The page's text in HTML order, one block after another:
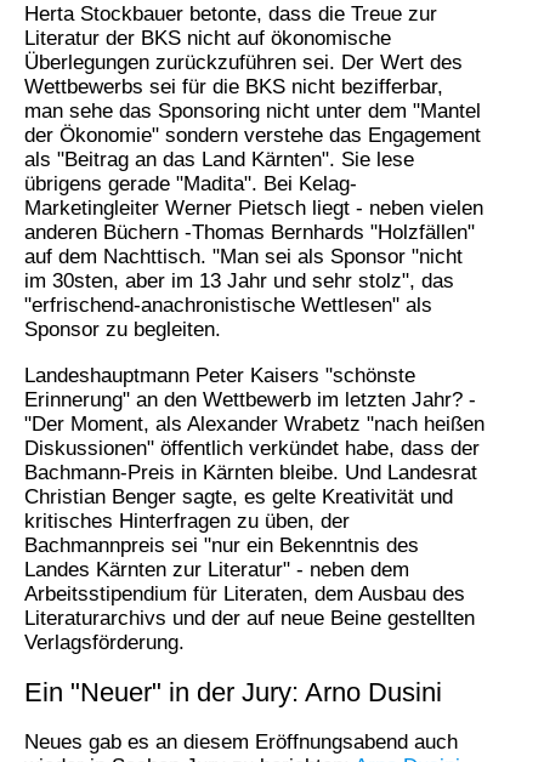
Herta Stockbauer betonte, dass die Treue zur
Literatur der BKS nicht auf ökonomische
Überlegungen zurückzuführen sei. Der Wert des
Wettbewerbs sei für die BKS nicht bezifferbar,
man sehe das Sponsoring nicht unter dem "Mantel
der Ökonomie" sondern verstehe das Engagement
als "Beitrag an das Land Kärnten". Sie lese
übrigens gerade "Madita". Bei Kelag-
Marketingleiter Werner Pietsch liegt - neben vielen
anderen Büchern -Thomas Bernhards "Holzfällen"
auf dem Nachttisch. "Man sei als Sponsor "nicht
im 30sten, aber im 13 Jahr und sehr stolz", das
"erfrischend-anachronistische Wettlesen" als
Sponsor zu begleiten.
Landeshauptmann Peter Kaisers "schönste
Erinnerung" an den Wettbewerb im letzten Jahr? -
"Der Moment, als Alexander Wrabetz "nach heißen
Diskussionen" öffentlich verkündet habe, dass der
Bachmann-Preis in Kärnten bleibe. Und Landesrat
Christian Benger sagte, es gelte Kreativität und
kritisches Hinterfragen zu üben, der
Bachmannpreis sei "nur ein Bekenntnis des
Landes Kärnten zur Literatur" - neben dem
Arbeitsstipendium für Literaten, dem Ausbau des
Literaturarchivs und der auf neue Beine gestellten
Verlagsförderung.
Ein "Neuer" in der Jury: Arno Dusini
Neues gab es an diesem Eröffnungsabend auch